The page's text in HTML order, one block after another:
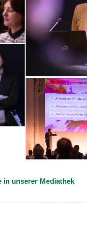
unserer Mediathek